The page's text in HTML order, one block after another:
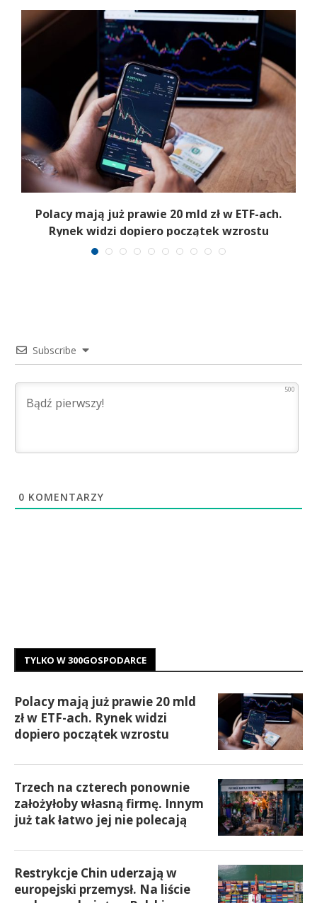
Polacy mają już prawie 20 mld zł w ETF-ach.
Rynek widzi dopiero początek wzrostu
Subscribe
500
0 KOMENTARZY
TYLKO W 300GOSPODARCE
Polacy mają już prawie 20 mld
zł w ETF-ach. Rynek widzi
dopiero początek wzrostu
Trzech na czterech ponownie
założyłoby własną firmę. Innym
już tak łatwo jej nie polecają
Restrykcje Chin uderzają w
europejski przemysł. Na liście